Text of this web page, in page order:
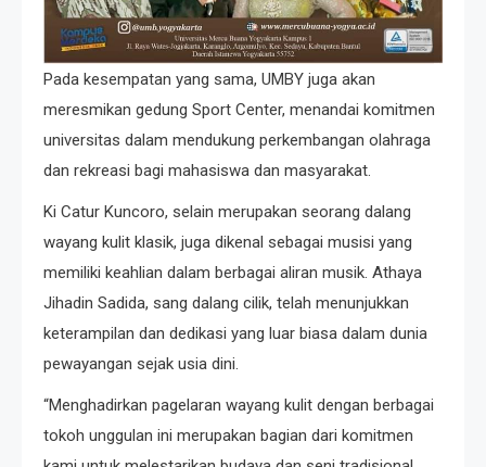
Pada kesempatan yang sama, UMBY juga akan
meresmikan gedung Sport Center, menandai komitmen
universitas dalam mendukung perkembangan olahraga
dan rekreasi bagi mahasiswa dan masyarakat.
Ki Catur Kuncoro, selain merupakan seorang dalang
wayang kulit klasik, juga dikenal sebagai musisi yang
memiliki keahlian dalam berbagai aliran musik. Athaya
Jihadin Sadida, sang dalang cilik, telah menunjukkan
keterampilan dan dedikasi yang luar biasa dalam dunia
pewayangan sejak usia dini.
“Menghadirkan pagelaran wayang kulit dengan berbagai
tokoh unggulan ini merupakan bagian dari komitmen